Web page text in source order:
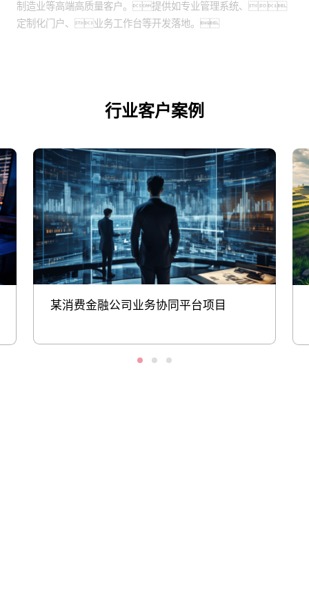
制造业等高端高质量客户。提供如专业管理系统、
定制化门户、业务工作台等开发落地。
行业客户案例
某消费金融公司业务协同平台项目